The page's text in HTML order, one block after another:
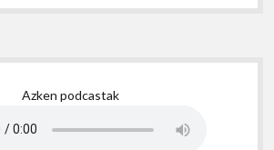
Azken podcastak